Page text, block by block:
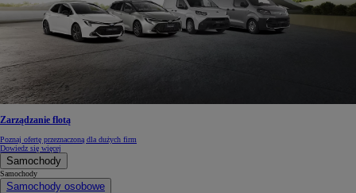
Zarządzanie flotą
Poznaj ofertę przeznaczoną dla dużych firm
Dowiedz się więcej
Samochody
Samochody
Samochody osobowe